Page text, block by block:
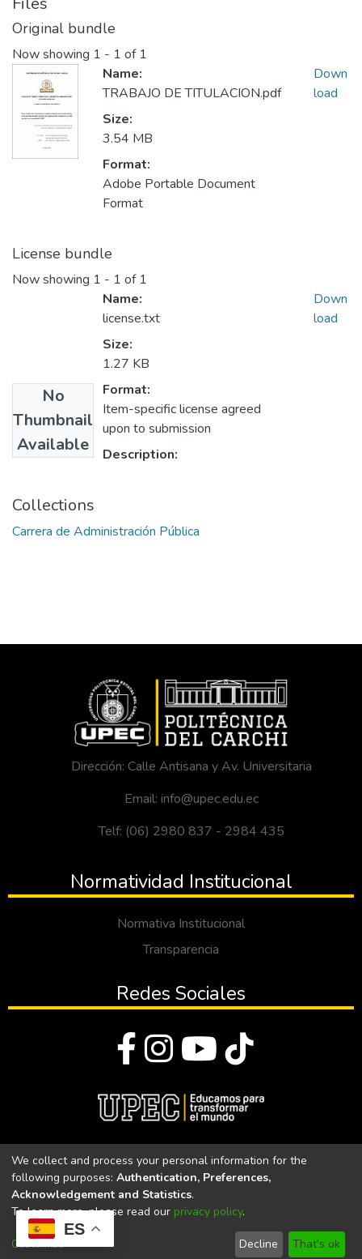
ES
Original bundle
Now showing 1 - 1 of 1
Name:
TRABAJO DE TITULACION.pdf
Size:
3.54 MB
Format:
Adobe Portable Document
Format
Down
load
License bundle
Now showing 1 - 1 of 1
No
Thumbnail
Available
Name:
license.txt
Size:
1.27 KB
Format:
Item-specific license agreed
upon to submission
Description:
Down
load
Collections
Carrera de Administración Pública
Dirección: Calle Antisana y Av. Universitaria
Email: info@upec.edu.ec
Telf: (06) 2980 837 - 2984 435
Normatividad Institucional
Normativa Institucional
Transparencia
Redes Sociales
Universidad Politécnica Estatal del Carchi
Universidad Politécnica Estatal del Carchi | Acreditada por el
CACES Resolución N°. 160-SE-33-CACES-2020
We collect and process your personal information for the
following purposes: Authentication, Preferences,
Acknowledgement and Statistics.
To learn more, please read our privacy policy.
Customize Decline That's ok